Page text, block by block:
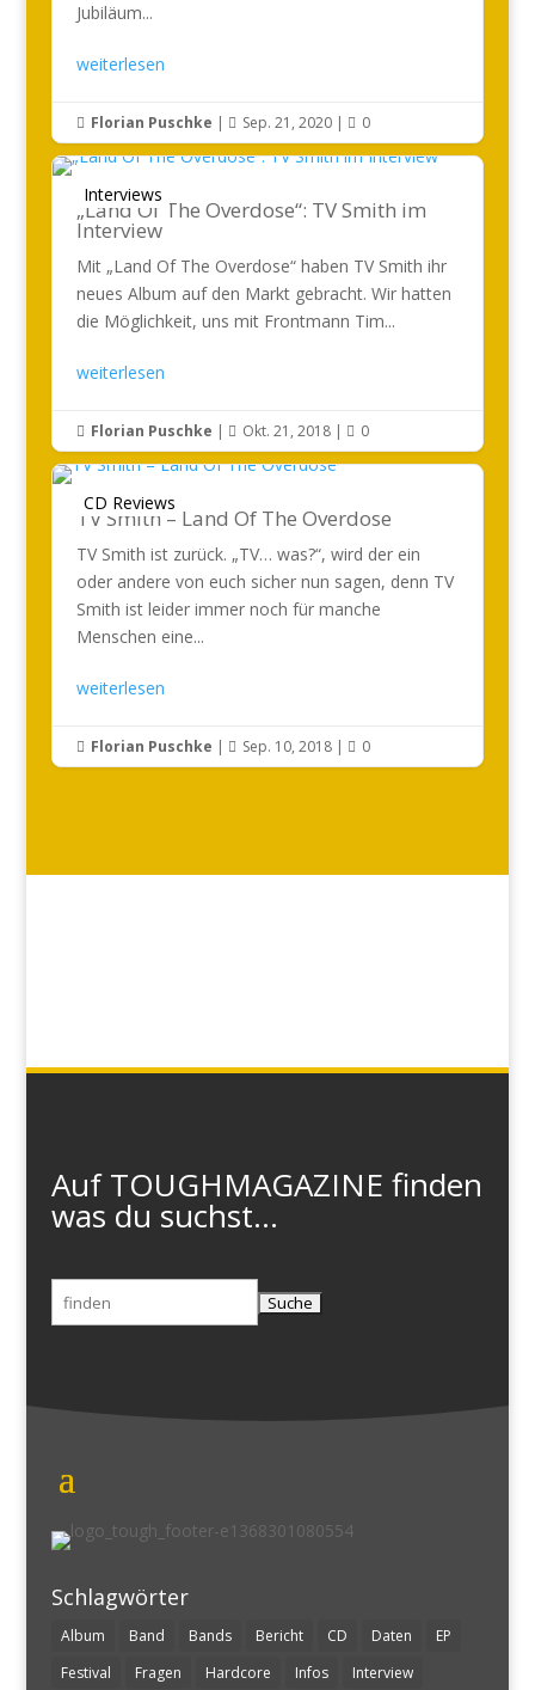
Jubiläum...
weiterlesen
 Florian Puschke |  Sep. 21, 2020|  0
Interviews
„Land Of The Overdose“: TV Smith im
Interview
Mit „Land Of The Overdose“ haben TV Smith ihr
neues Album auf den Markt gebracht. Wir hatten
die Möglichkeit, uns mit Frontmann Tim...
weiterlesen
 Florian Puschke |  Okt. 21, 2018|  0
CD Reviews
TV Smith – Land Of The Overdose
TV Smith ist zurück. „TV… was?“, wird der ein
oder andere von euch sicher nun sagen, denn TV
Smith ist leider immer noch für manche
Menschen eine...
weiterlesen
 Florian Puschke |  Sep. 10, 2018|  0
Auf TOUGHMAGAZINE finden
was du suchst...
Suchen
nach:
Schlagwörter
Album Band Bands Bericht CD Daten
EP
Festival
Fragen Hardcore Infos Interview